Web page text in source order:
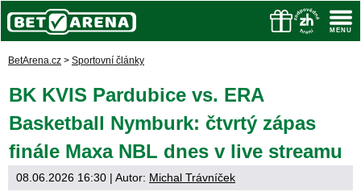
BetArena.cz > Sportovní články
BK KVIS Pardubice vs. ERA
Basketball Nymburk: čtvrtý zápas
finále Maxa NBL dnes v live streamu
08.06.2026 16:30 | Autor: Michal Trávníček